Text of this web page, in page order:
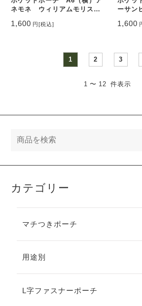
ネモネ ウィリアムモリス
1,600 円 [税込]
ーサ
1,600
1 2 3
1 〜 12 件表示
カテゴリー
マチつきポーチ
用途別
L字ファスナーポーチ